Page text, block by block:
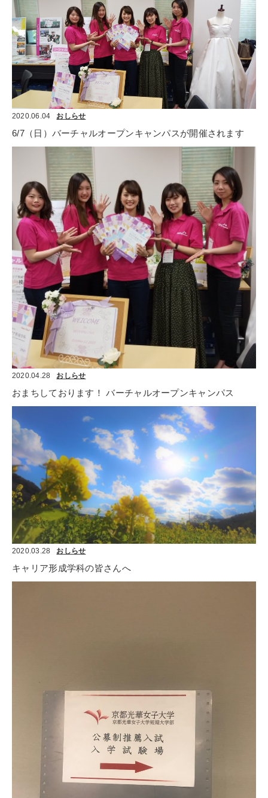
2020.06.04 おしらせ
6/7（日）バーチャルオープンキャンパスが開催されます
2020.04.28 おしらせ
おまちしております！ バーチャルオープンキャンパス
2020.03.28 おしらせ
キャリア形成学科の皆さんへ